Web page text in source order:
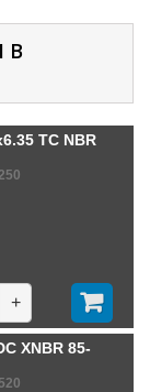
В
TC NBR
+
XNBR 85-